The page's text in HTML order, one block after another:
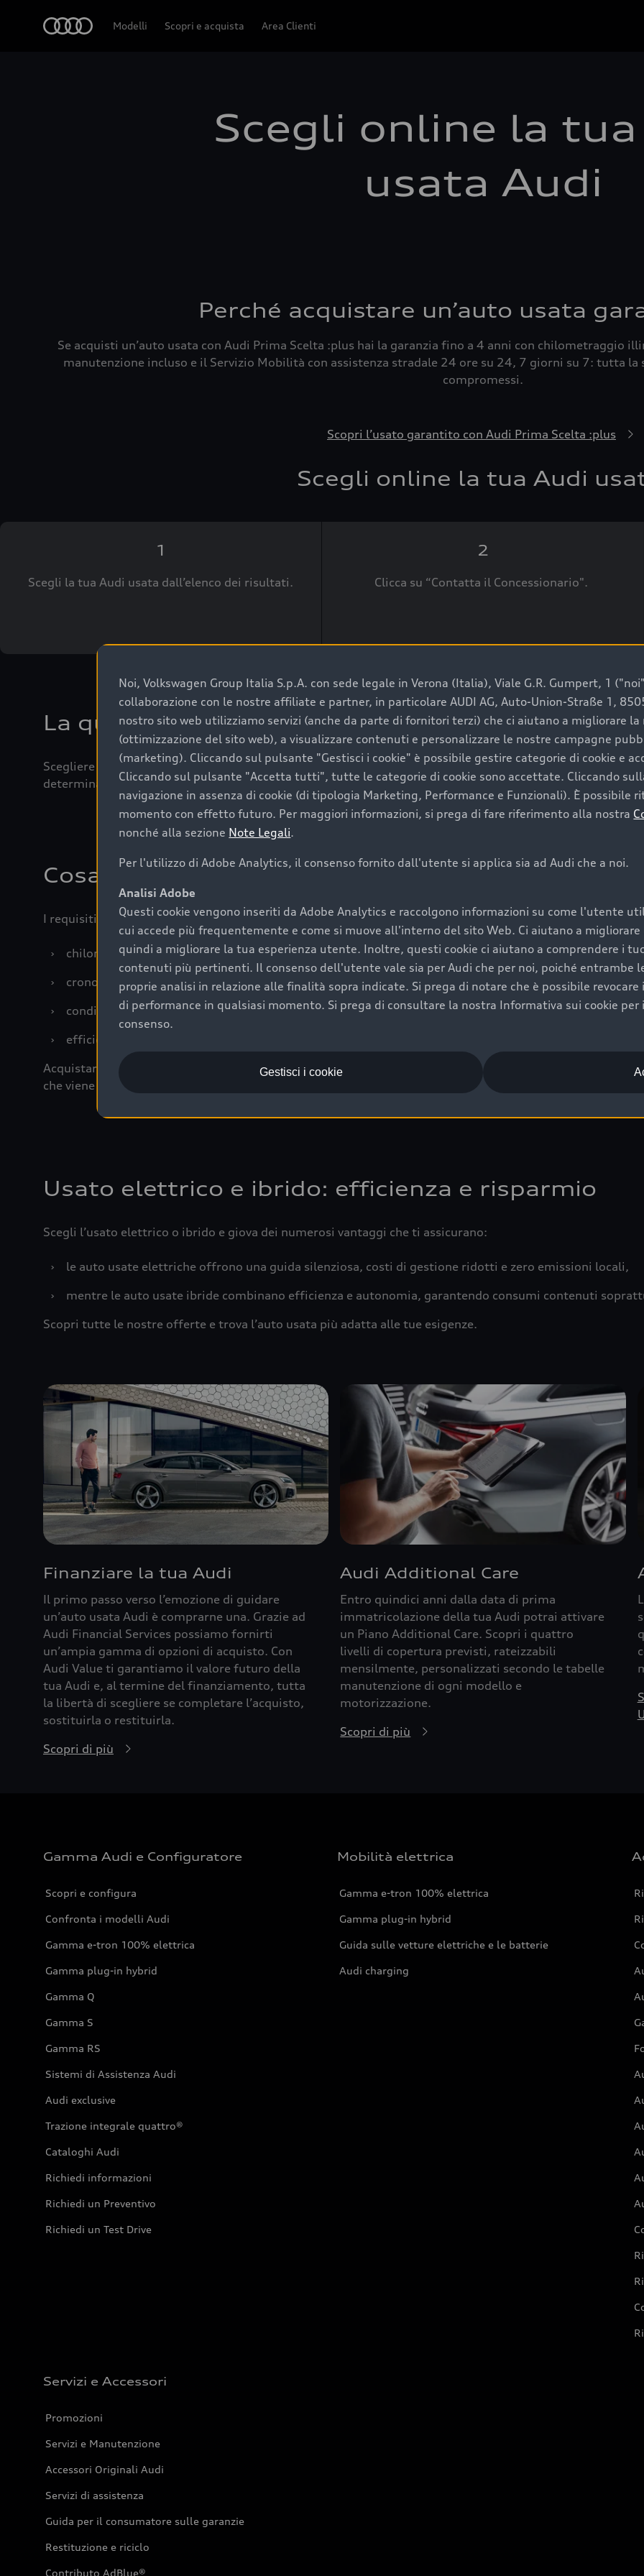
Modelli Scopri e acquista Area Clienti
Scegli online la
usata Audi
Perché acquistare un’auto usata
Se acquisti un’auto usata con Audi Prima Scelta :plus hai la garanzia fino a 4 anni con chilometraggio
manutenzione incluso e il Servizio Mobilità con assistenza stradale 24 ore su 24, 7 giorni su 7: tutta la
compromessi.
Scopri l’usato garantito con Audi Prima Scelta :plus
Scegli online la tua Audi
1
Scegli la tua Audi usata dall’elenco dei risultati.
2
Clicca su “Contatta il Concessionario".
La qualità di acquistare un’auto usata Audi
Scegliere un’auto usata è una decisione che coniuga convenienza, affidabilità e sostenibilità. Per fare un
determinanti come la garanzia inclusa e l’affidabilità del marchio. Audi offre l’auto usata perfetta tramite
Cosa sapere prima di acquistare la tua prossima
I requisiti fondamentali da considerare prima di acquistare un’auto usata, oltre al prezzo e all'aspetto,
›
chilometraggio: un valore contenuto corrisponde a uno stato migliore del veicolo e a una maggiore
›
cronologia dei tagliandi: una documentazione completa della vettura certifica una manutenzione
›
condizioni della carrozzeria e degli interni: una buona conservazione evidenzia cura e attenzione del
›
efficienza meccanica: motore, trasmissione e componenti principali in ottimo stato garantiscono
Acquistare un’auto usata in una Concessionaria ufficiale Audi che offre l’usato garantito tramite Audi
che viene sottoposto a 110 controlli approfonditi e coperto da garanzia fino a 4 anni per una maggiore
Usato elettrico e ibrido: efficienza e risparmio
Scegli l’usato elettrico o ibrido e giova dei numerosi vantaggi che ti assicurano:
›
le auto usate elettriche offrono una guida silenziosa, costi di gestione ridotti e zero emissioni locali,
›
mentre le auto usate ibride combinano efficienza e autonomia, garantendo consumi contenuti
Scopri tutte le nostre offerte e trova l’auto usata più adatta alle tue esigenze.
Finanziare la tua Audi
Il primo passo verso l’emozione di guidare
un’auto usata Audi è comprarne una. Grazie ad
Audi Financial Services possiamo fornirti
un’ampia gamma di opzioni di acquisto. Con
Audi Value ti garantiamo il valore futuro della
tua Audi e, al termine del finanziamento, tutta
la libertà di scegliere se completare l’acquisto,
sostituirla o restituirla.
Scopri di più
Audi Additional Care
Entro quindici anni dalla data di prima
immatricolazione della tua Audi potrai attivare
un Piano Additional Care. Scopri i quattro
livelli di copertura previsti, rateizzabili
mensilmente, personalizzati secondo le tabelle
manutenzione di ogni modello e
motorizzazione.
Scopri di più
Gamma Audi e Configuratore
Scopri e configura
Confronta i modelli Audi
Gamma e-tron 100% elettrica
Gamma plug-in hybrid
Gamma Q
Gamma S
Gamma RS
Sistemi di Assistenza Audi
Audi exclusive
Trazione integrale quattro®
Cataloghi Audi
Richiedi informazioni
Richiedi un Preventivo
Richiedi un Test Drive
Mobilità elettrica
Gamma e-tron 100% elettrica
Gamma plug-in hybrid
Guida sulle vetture elettriche e le batterie
Audi charging
Servizi e Accessori
Promozioni
Servizi e Manutenzione
Accessori Originali Audi
Servizi di assistenza
Guida per il consumatore sulle garanzie
Restituzione e riciclo
Contributo AdBlue®
Noi, Volkswagen Group Italia S.p.A. con sede legale in Verona (Italia), Viale G.R. Gumpert, 1
collaborazione con le nostre affiliate e partner, in particolare AUDI AG, Auto-Union-Straße 1,
nostro sito web utilizziamo servizi (anche da parte di fornitori terzi) che ci aiutano a migliorare la
(ottimizzazione del sito web), a visualizzare contenuti e personalizzare le nostre campagne
(marketing). Cliccando sul pulsante "Gestisci i cookie" è possibile gestire categorie di cookie e
Cliccando sul pulsante "Accetta tutti", tutte le categorie di cookie sono accettate. Cliccando
navigazione in assenza di cookie (di tipologia Marketing, Performance e Funzionali). È possibile
momento con effetto futuro. Per maggiori informazioni, si prega di fare riferimento alla nostra
nonché alla sezione Note Legali.
Per l'utilizzo di Adobe Analytics, il consenso fornito dall'utente si applica sia ad Audi che a noi.
Analisi Adobe
Questi cookie vengono inseriti da Adobe Analytics e raccolgono informazioni su come l'utente
cui accede più frequentemente e come si muove all'interno del sito Web. Ci aiutano a
quindi a migliorare la tua esperienza utente. Inoltre, questi cookie ci aiutano a comprendere i
contenuti più pertinenti. Il consenso dell'utente vale sia per Audi che per noi, poiché entrambe
proprie analisi in relazione alle finalità sopra indicate. Si prega di notare che è possibile
di performance in qualsiasi momento. Si prega di consultare la nostra Informativa sui cookie per
consenso.
Gestisci i cookie